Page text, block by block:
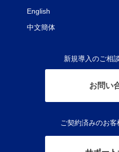
English
中文簡体
新規導入のご相
お問い
ご契約済みのお